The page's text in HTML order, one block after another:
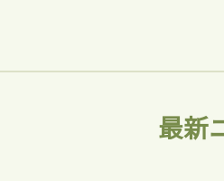
最新